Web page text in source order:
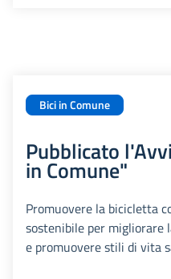
Bici in Comune
Pubblicato
in Comune"
Promuovere la bicicletta
sostenibile per
e promuovere stili di vita